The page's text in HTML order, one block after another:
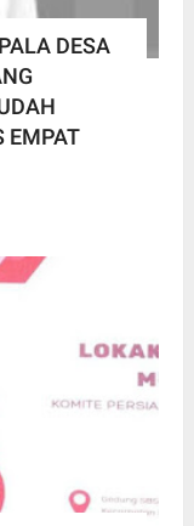
DESA
EMPAT